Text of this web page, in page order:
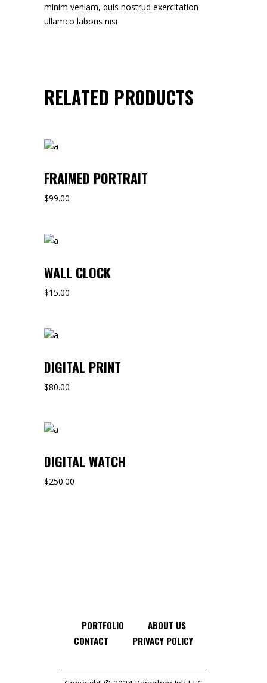
minim veniam, quis nostrud exercitation
ullamco laboris nisi
RELATED PRODUCTS
FRAIMED PORTRAIT
$99.00
WALL CLOCK
$15.00
DIGITAL PRINT
$80.00
DIGITAL WATCH
$250.00
PORTFOLIO
ABOUT US
CONTACT
PRIVACY POLICY